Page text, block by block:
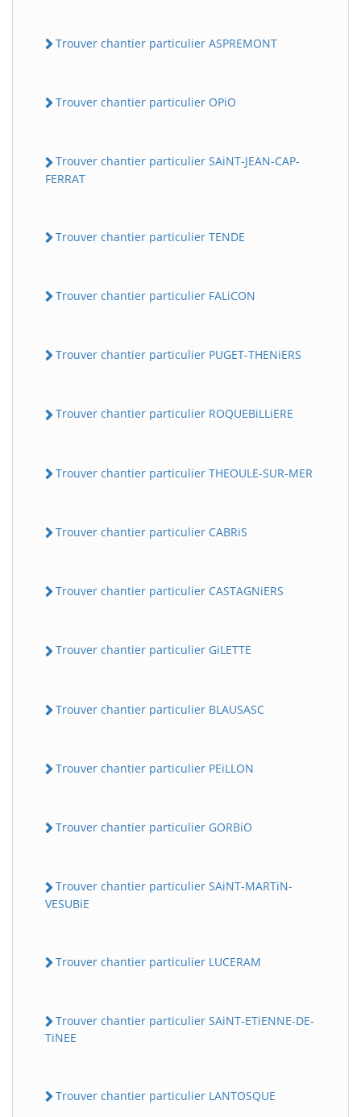
Trouver chantier particulier ASPREMONT
Trouver chantier particulier OPiO
Trouver chantier particulier SAiNT-JEAN-CAP-
FERRAT
Trouver chantier particulier TENDE
Trouver chantier particulier FALiCON
Trouver chantier particulier PUGET-THENiERS
Trouver chantier particulier ROQUEBiLLiERE
Trouver chantier particulier THEOULE-SUR-MER
Trouver chantier particulier CABRiS
Trouver chantier particulier CASTAGNiERS
Trouver chantier particulier GiLETTE
Trouver chantier particulier BLAUSASC
Trouver chantier particulier PEiLLON
Trouver chantier particulier GORBiO
Trouver chantier particulier SAiNT-MARTiN-
VESUBiE
Trouver chantier particulier LUCERAM
Trouver chantier particulier SAiNT-ETiENNE-DE-
TiNEE
Trouver chantier particulier LANTOSQUE
B Assistant en ligne